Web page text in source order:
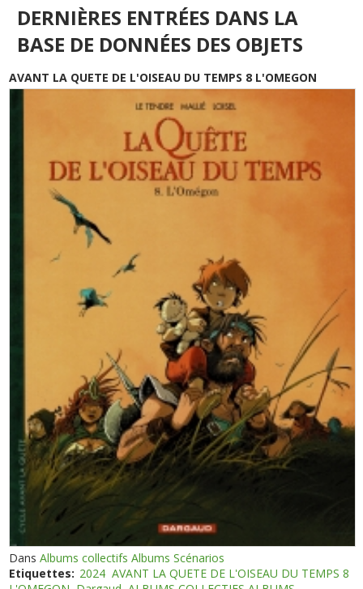
DERNIÈRES ENTRÉES DANS LA
BASE DE DONNÉES DES OBJETS
AVANT LA QUETE DE L'OISEAU DU TEMPS 8 L'OMEGON
DansAlbums collectifs Albums Scénarios
Etiquettes: 2024 AVANT LA QUETE DE L'OISEAU DU TEMPS 8